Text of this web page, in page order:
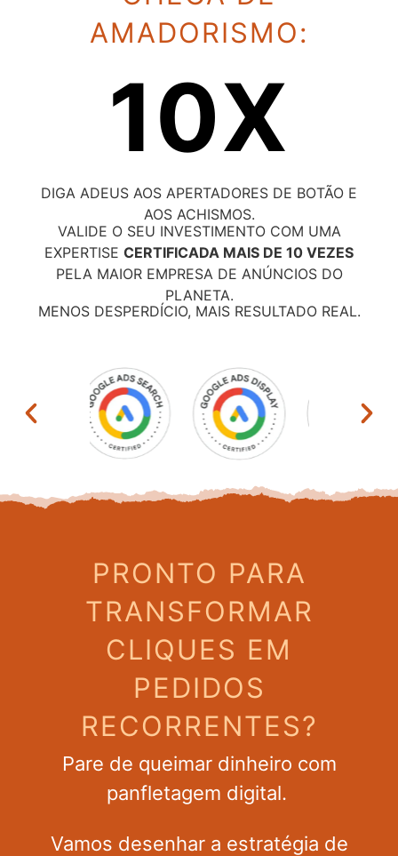
AMADORISMO:
10X
DIGA ADEUS AOS APERTADORES DE BOTÃO E
AOS ACHISMOS.
VALIDE O SEU INVESTIMENTO COM UMA
EXPERTISE CERTIFICADA MAIS DE 10 VEZES
PELA MAIOR EMPRESA DE ANÚNCIOS DO
PLANETA.
MENOS DESPERDÍCIO, MAIS RESULTADO REAL.
PRONTO PARA
TRANSFORMAR
CLIQUES EM
PEDIDOS
RECORRENTES?
Pare de queimar dinheiro com
panfletagem digital.
Vamos desenhar a estratégia de